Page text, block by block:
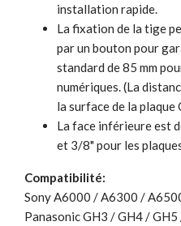
installation rapide.
La fixation de la tige
par un bouton pour
standard de 85 mm
numériques. (La
la surface de la plaque
La face inférieure est
et 3/8" pour les
Compatibilité:
Sony A6000 / A6300 /
Panasonic GH3 / GH4 /